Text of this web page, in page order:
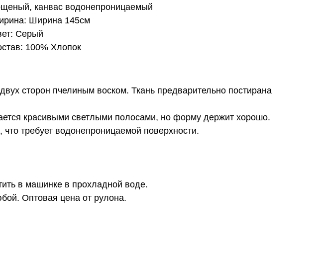
канвас водонепроницаемый
Ширина 145см
Серый
100% Хлопок
сторон пчелиным воском. Ткань предварительно постирана
красивыми светлыми полосами, но форму держит хорошо.
требует водонепроницаемой поверхности.
в машинке в прохладной воде.
Оптовая цена от рулона.